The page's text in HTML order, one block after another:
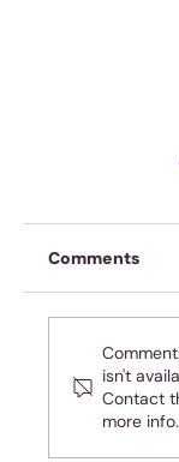
dalk
Comments
isn't
Contact
more info.